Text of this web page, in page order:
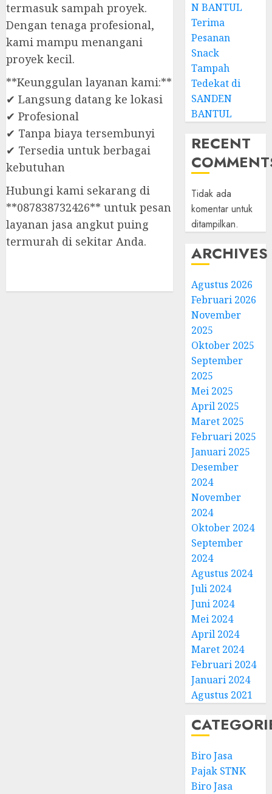
termasuk sampah proyek.
Dengan tenaga profesional,
kami mampu menangani
proyek kecil.
**Keunggulan layanan kami:**
✔ Langsung datang ke lokasi
✔ Profesional
✔ Tanpa biaya tersembunyi
✔ Tersedia untuk berbagai
kebutuhan
Hubungi kami sekarang di
**087838732426** untuk pesan
layanan jasa angkut puing
termurah di sekitar Anda.
N BANTUL
Terima
Pesanan
Snack
Tampah
Tedekat di
SANDEN
BANTUL
RECENT
Tidak ada
komentar untuk
ditampilkan.
ARCHIVES
Agustus 2026
Februari 2026
November
2025
Oktober 2025
September
2025
Mei 2025
April 2025
Maret 2025
Februari 2025
Januari 2025
Desember
2024
November
2024
Oktober 2024
September
2024
Agustus 2024
Juli 2024
Juni 2024
Mei 2024
April 2024
Maret 2024
Februari 2024
Januari 2024
Agustus 2021
Biro Jasa
Pajak STNK
Biro Jasa